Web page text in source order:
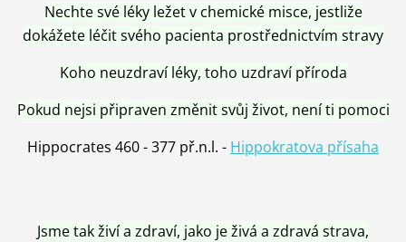
Nechte své léky ležet v chemické misce, jestliže
dokážete léčit svého pacienta prostřednictvím stravy
Koho neuzdraví léky, toho uzdraví příroda
Pokud nejsi připraven změnit svůj život, není ti pomoci
Hippocrates 460 - 377 př.n.l. - Hippokratova přísaha
Jsme tak živí a zdraví, jako je živá a zdravá strava,